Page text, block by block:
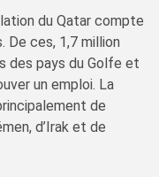
du Qatar compte
De ces, 1,7 million
des pays du Golfe et
un emploi. La
de
d’Irak et de